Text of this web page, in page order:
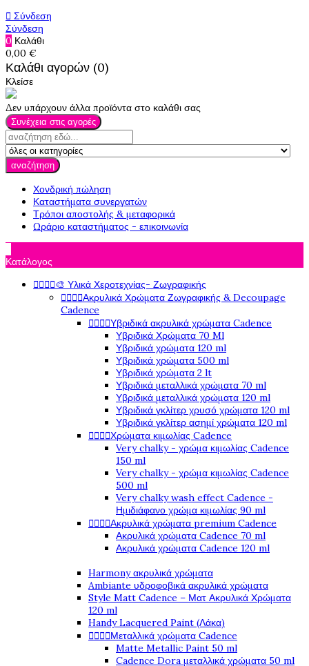
 Σύνδεση
Σύνδεση
0 Καλάθι
0,00 €
Καλάθι αγορών (0)
Κλείσε
Δεν υπάρχουν άλλα προϊόντα στο καλάθι σας
Συνέχεια στις αγορές
αναζήτηση
Χονδρική πώληση
Καταστήματα συνεργατών
Τρόποι αποστολής & μεταφορικά
Ωράριο καταστήματος - επικοινωνία
Κατάλογος
🎨 Υλικά Χεροτεχνίας- Ζωγραφικής
Ακρυλικά Χρώματα Ζωγραφικής & Decoupage
Cadence
Υβριδικά ακρυλικά χρώματα Cadence
Υβριδικά Χρώματα 70 Ml
Υβριδικά χρώματα 120 ml
Υβριδικά χρώματα 500 ml
Υβριδικά χρώματα 2 lt
Υβριδικά μεταλλικά χρώματα 70 ml
Υβριδικά μεταλλικά χρώματα 120 ml
Υβριδικά γκλίτερ χρυσό χρώματα 120 ml
Υβριδικά γκλίτερ ασημί χρώματα 120 ml
Χρώματα κιμωλίας Cadence
Very chalky - χρώμα κιμωλίας Cadence
150 ml
Very chalky - χρώμα κιμωλίας Cadence
500 ml
Very chalky wash effect Cadence -
Ημιδιάφανο χρώμα κιμωλίας 90 ml
Ακρυλικά χρώματα premium Cadence
Ακρυλικά χρώματα Cadence 70 ml
Ακρυλικά χρώματα Cadence 120 ml
Harmony ακρυλικά χρώματα
Ambiante υδροφοβικά ακρυλικά χρώματα
Style Matt Cadence – Ματ Ακρυλικά Χρώματα
120 ml
Handy Lacquered Paint (Λάκα)
Μεταλλικά χρώματα Cadence
Matte Metallic Paint 50 ml
Cadence Dora μεταλλικά χρώματα 50 ml